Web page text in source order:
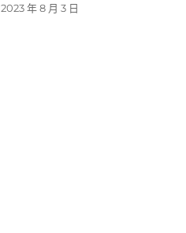
發
2023 年 8 月 3 日